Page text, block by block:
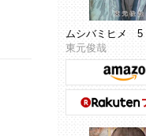
ムシバミヒメ 5
東元俊哉